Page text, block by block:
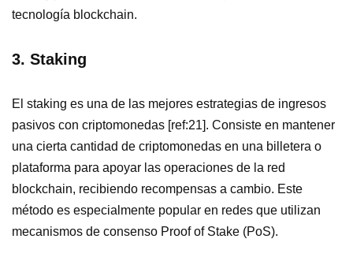
tecnología blockchain.
3. Staking
El staking es una de las mejores estrategias de ingresos
pasivos con criptomonedas [ref:21]. Consiste en mantener
una cierta cantidad de criptomonedas en una billetera o
plataforma para apoyar las operaciones de la red
blockchain, recibiendo recompensas a cambio. Este
método es especialmente popular en redes que utilizan
mecanismos de consenso Proof of Stake (PoS).